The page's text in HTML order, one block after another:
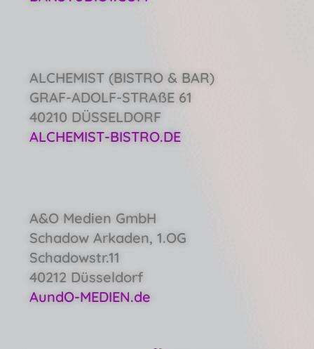
ALCHEMIST (BISTRO & BAR)
GRAF-ADOLF-STRAßE 61
40210 DÜSSELDORF
ALCHEMIST-BISTRO.DE
A&O Medien GmbH
Schadow Arkaden, 1.OG
Schadowstr.11
40212 Düsseldorf
AundO-MEDIEN.de